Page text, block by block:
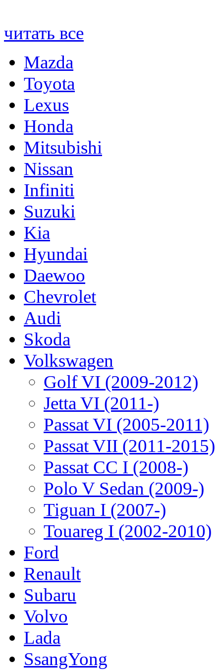
читать все
Mazda
Toyota
Lexus
Honda
Mitsubishi
Nissan
Infiniti
Suzuki
Kia
Hyundai
Daewoo
Chevrolet
Audi
Skoda
Volkswagen
Golf VI (2009-2012)
Jetta VI (2011-)
Passat VI (2005-2011)
Passat VII (2011-2015)
Passat CC I (2008-)
Polo V Sedan (2009-)
Tiguan I (2007-)
Touareg I (2002-2010)
Ford
Renault
Subaru
Volvo
Lada
SsangYong